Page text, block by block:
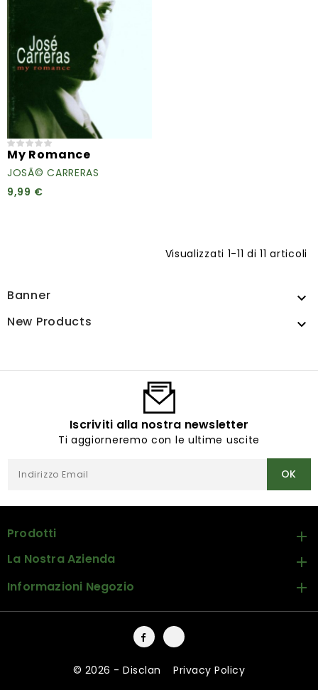
My Romance
JOSÃ© CARRERAS
9,99 €
Visualizzati 1-11 di 11 articoli
Banner 
New Products 
Iscriviti alla nostra newsletter
Ti aggiorneremo con le ultime uscite
Prodotti 
La Nostra Azienda 
Informazioni Negozio 
Facebook
© 2026 - Disclan -Privacy Policy